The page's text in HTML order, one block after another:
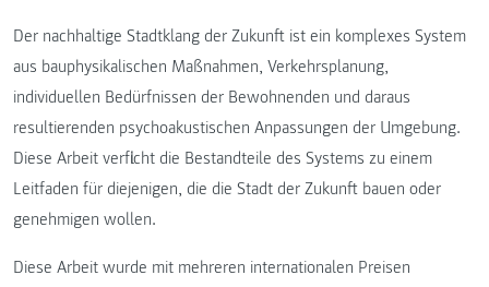
Der nachhaltige Stadtklang der Zukunft ist ein komplexes System
aus bauphysikalischen Maßnahmen, Verkehrsplanung,
individuellen Bedürfnissen der Bewohnenden und daraus
resultierenden psychoakustischen Anpassungen der Umgebung.
Diese Arbeit verflicht die Bestandteile des Systems zu einem
Leitfaden für diejenigen, die die Stadt der Zukunft bauen oder
genehmigen wollen.
Diese Arbeit wurde mit mehreren internationalen Preisen